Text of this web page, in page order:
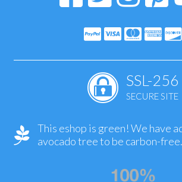
SSL-256
SECURE SITE
This eshop is green! We have
avocado tree to be carbon-free.